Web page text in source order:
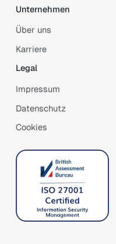
Unternehmen
Über uns
Karriere
Legal
Impressum
Datenschutz
Cookies